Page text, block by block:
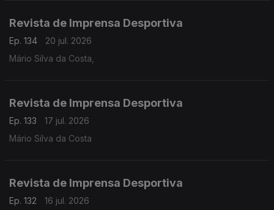
Revista de Imprensa Desportiva
Ep. 134
20 jul. 2026
Mário Silva da Costa,
Revista de Imprensa Desportiva
Ep. 133
17 jul. 2026
Mário Silva da Costa
Revista de Imprensa Desportiva
Ep. 132
16 jul. 2026